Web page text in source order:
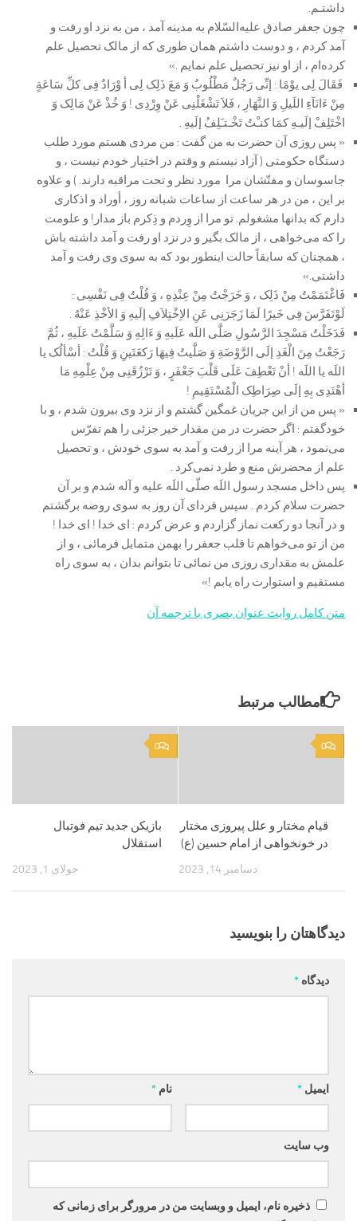
داشتـم.
چون جعفر صادق علیه‌السّلام به مدینه آمد ، من به نزد او رفت و
آمد کردم ، و دوست داشتم همان طوری که از مالک تحصیل علم
کرده‌ام ، از او نیز تحصیل علم نمایم .»
فَقَالَ لِی یوْمًا : إنِّی رَجُلٌ مَطْلُوبٌ وَ مَعَ ذَلِک لِی أ وْرَادٌ فِی کلِّ سَاعَةٍ
مِنْ ءَ‌انَآءِ اللَیلِ وَ النَّهَارِ ، فَلاَ تَشْغَلْنِی عَنْ وِرْدِی ! وَ خُذْ عَنْ مَالِک وَ
اخْتَلِفْ إلَیـهِ کمَا کنـْتُ تَخْـتـَلِفُ إلَیهِ .
« پس روزی آن حضرت به من گفت : من مردی هستم مورد طلب
دستگاه حکومتی ( آزاد نیستم و وقتم در اختیار خودم نیست ، و
جاسوسان و مفتّشان مرا مورد نظر و تحت مراقبه دارند. ) و علاوه
بر این ، من در هر ساعت از ساعات شبانه روز ، أوراد و اذکاری
دارم که بدانها مشغولم. تو مرا از وِردم و ذِکرم باز مدار! و علومت
را که می‌خواهی ، از مالک بگیر و در نزد او رفت و آمد داشته باش
، همچنان که سابقاً حالت اینطور بود که به سوی وی رفت و آمد
داشتی.»
فَاغْتَمَمْتُ مِنْ ذَلِک ، وَ خَرَجْتُ مِنْ عِنْدِهِ ، وَ قُلْتُ فِی نَفْسِی :
لَوْتَفَرَّسَ فِی خَیرًا لَمَا زَجَرَنِی عَنِ الاِخْتِلاَفِ إلَیهِ وَ الأخْذِ عَنْهُ .
فَدَخَلْتُ مَسْجِدَ الرَّسُولِ صَلَّی اللَه عَلَیهِ وَ ءَ‌الِهِ وَ سَلَّمْتُ عَلَیهِ ، ثُمَّ
رَجَعْتُ مِنَ الْغَدِ إلَی الرَّوْضَةِ وَ صَلَّیتُ فِیهَا رَکعَتَینِ وَ قُلْتُ : أسْألُک یا
اللَه یا اللَه ! أنْ تَعْطِفَ عَلَی قَلْبَ جَعْفَرٍ ، وَ تَرْزُقَنِی مِنْ عِلْمِهِ مَا
أهْتَدِی بِهِ إلَی صِرَاطِک الْمُسْتَقِیمِ !
« پس من از این جریان غمگین گشتم و از نزد وی بیرون شدم ، و با
خودگفتم : اگر حضرت در من مقدار خیر جزئی را هم تفرّس
می‌نمود ، هر آینه مرا از رفت و آمد به سوی خودش ، و تحصیل
علم از محضرش منع و طرد نمی‌کرد .
پس داخل مسجد رسول اللَه صلّی اللَه علیه و آله شدم و بر آن
حضرت سلام کردم . سپس فردای آن روز به سوی روضه برگشتم
و در آنجا دو رکعت نماز گزاردم و عرض کردم : ای خدا ! ای خدا !
من از تو می‌خواهم تا قلب جعفر را بهمن متمایل فرمائی ، و از
علمش به مقداری روزی من نمائی تا بتوانم بدان ، به سوی راه
مستقیم و استوارت راه یابم !»
متن کامل روایت عنوان بصری با ترجمه آن
مطالب مرتبط
0
بازیکن جدید تیم فوتبال
استقلال
جولای 1, 2023
0
قیام مختار و علل پیروزی مختار
در خونخواهی از امام حسین (ع)
دسامبر 14, 2023
دیدگاهتان را بنویسید
دیدگاه *
نام * ایمیل *
وب‌ سایت
ذخیره نام، ایمیل و وبسایت من در مرورگر برای زمانی که